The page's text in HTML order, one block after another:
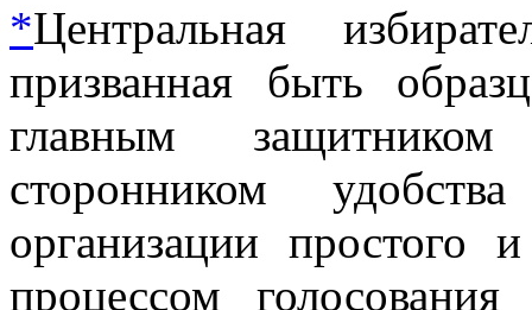
*Центральная
призванная быть
главным защитником
сторонником
организации простого
процессом